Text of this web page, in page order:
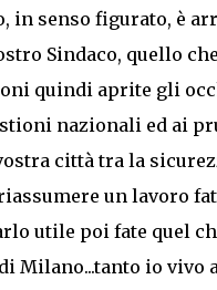
in senso figurato, è
Sindaco, quello
quindi aprite gli
nazionali ed ai
città tra la
un lavoro
utile poi fate quel
Milano...tanto io vivo